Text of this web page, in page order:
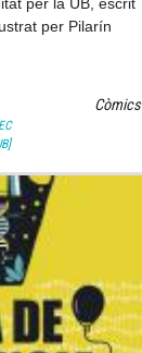
per Pilarín
significatius
Còmics